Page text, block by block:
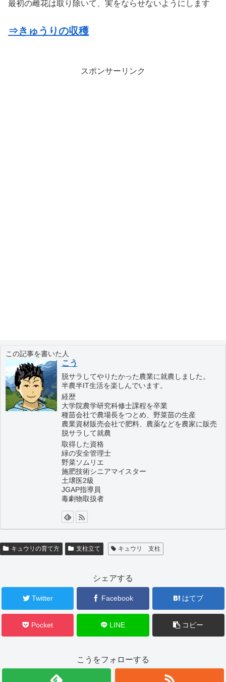
最初の雌花は取り除いて、実をならせないようにします
⇒きゅうりの収穫
スポンサーリンク
この記事を書いた人
こう
脱サラしてやりたかった農業に就農しました。
半農半IT生活を楽しんでいます。
経歴
大学院農学研究科修士課程を卒業
種苗会社で農場長をつとめ、野菜苗の生産
農業資材販売会社で肥料、農薬などを農家に販売
脱サラして就農
取得した資格
緑の安全管理士
野菜ソムリエ
施肥技術シニアマイスター
土壌医2級
JGAP指導員
毒劇物取扱者
キュウリの育て方 支柱立て キュウリ 支柱
シェアする
Twitter Facebook はてブ
Pocket LINE コピー
こうをフォローする